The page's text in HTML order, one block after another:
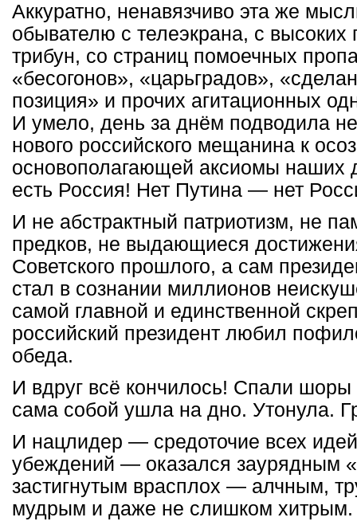
Аккуратно, ненавязчиво эта же
обывателю с телеэкрана, с высоких
трибун, со страниц помоечных
«бесогонов», «царьградов»,
позиция» и прочих агитационных
И умело, день за днём подводила
нового российского мещанина к
основополагающей аксиомы наших
есть Россия! Нет Путина — нет
И не абстрактный патриотизм, не
предков, не выдающиеся
Советского прошлого, а сам
стал в сознании миллионов
самой главной и единственной
российский президент любил
обеда.
И вдруг всё кончилось! Спали шоры
сама собой ушла на дно. Утонула.
И нацлидер — средоточие всех
убеждений — оказался заурядным
застигнутым врасплох — алчным,
мудрым и даже не слишком хитрым.